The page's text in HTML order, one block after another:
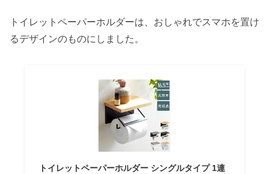
トイレットペーパーホルダーは、おしゃれでスマホを置け
るデザインのものにしました。
トイレットペーパーホルダー シングルタイプ 1連